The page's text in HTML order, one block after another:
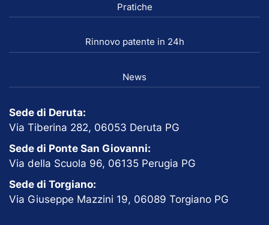
Pratiche
Rinnovo patente in 24h
News
Sede di Deruta:
Via Tiberina 282, 06053 Deruta PG
Sede di Ponte San Giovanni:
Via della Scuola 96, 06135 Perugia PG
Sede di Torgiano:
Via Giuseppe Mazzini 19, 06089 Torgiano PG